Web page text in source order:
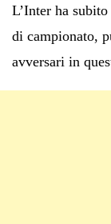
L’Inter ha
di campionato,
avversari in